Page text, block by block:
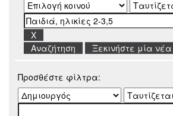
Ξεκινήστε μία
Προσθέστε φίλτρα: